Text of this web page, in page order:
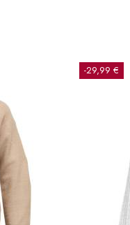
-29,99 €